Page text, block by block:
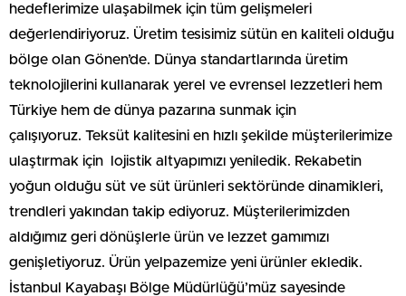
hedeflerimize ulaşabilmek için tüm gelişmeleri
değerlendiriyoruz. Üretim tesisimiz sütün en kaliteli olduğu
bölge olan Gönen’de. Dünya standartlarında üretim
teknolojilerini kullanarak yerel ve evrensel lezzetleri hem
Türkiye hem de dünya pazarına sunmak için
çalışıyoruz. Teksüt kalitesini en hızlı şekilde müşterilerimize
ulaştırmak için lojistik altyapımızı yeniledik. Rekabetin
yoğun olduğu süt ve süt ürünleri sektöründe dinamikleri,
trendleri yakından takip ediyoruz. Müşterilerimizden
aldığımız geri dönüşlerle ürün ve lezzet gamımızı
genişletiyoruz. Ürün yelpazemize yeni ürünler ekledik.
İstanbul Kayabaşı Bölge Müdürlüğü’müz sayesinde